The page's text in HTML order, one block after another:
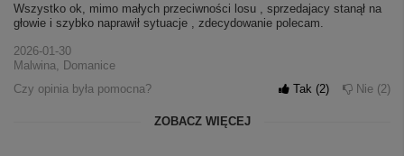
Wszystko ok, mimo małych przeciwności losu , sprzedajacy stanął na
głowie i szybko naprawił sytuacje , zdecydowanie polecam.
2026-01-30
Malwina, Domanice
Czy opinia była pomocna?
Tak 2 Nie 2
ZOBACZ WIĘCEJ